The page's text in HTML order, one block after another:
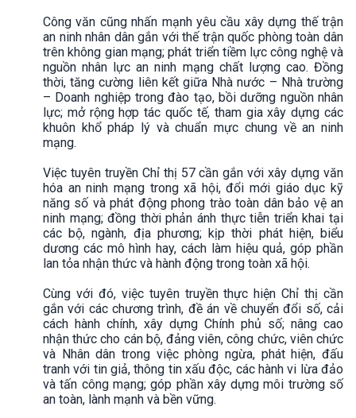
Công văn cũng nhấn mạnh yêu cầu xây dựng thế trận
an ninh nhân dân gắn với thế trận quốc phòng toàn dân
trên không gian mạng; phát triển tiềm lực công nghệ và
nguồn nhân lực an ninh mạng chất lượng cao. Đồng
thời, tăng cường liên kết giữa Nhà nước – Nhà trường
– Doanh nghiệp trong đào tạo, bồi dưỡng nguồn nhân
lực; mở rộng hợp tác quốc tế, tham gia xây dựng các
khuôn khổ pháp lý và chuẩn mực chung về an ninh
mạng.
Việc tuyên truyền Chỉ thị 57 cần gắn với xây dựng văn
hóa an ninh mạng trong xã hội, đổi mới giáo dục kỹ
năng số và phát động phong trào toàn dân bảo vệ an
ninh mạng; đồng thời phản ánh thực tiễn triển khai tại
các bộ, ngành, địa phương; kịp thời phát hiện, biểu
dương các mô hình hay, cách làm hiệu quả, góp phần
lan tỏa nhận thức và hành động trong toàn xã hội.
Cùng với đó, việc tuyên truyền thực hiện Chỉ thị cần
gắn với các chương trình, đề án về chuyển đổi số, cải
cách hành chính, xây dựng Chính phủ số; nâng cao
nhận thức cho cán bộ, đảng viên, công chức, viên chức
và Nhân dân trong việc phòng ngừa, phát hiện, đấu
tranh với tin giả, thông tin xấu độc, các hành vi lừa đảo
và tấn công mạng; góp phần xây dựng môi trường số
an toàn, lành mạnh và bền vững.